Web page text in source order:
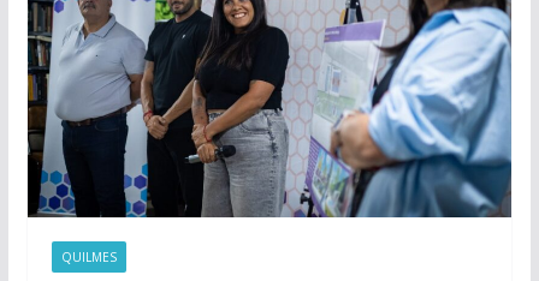
QUILMES